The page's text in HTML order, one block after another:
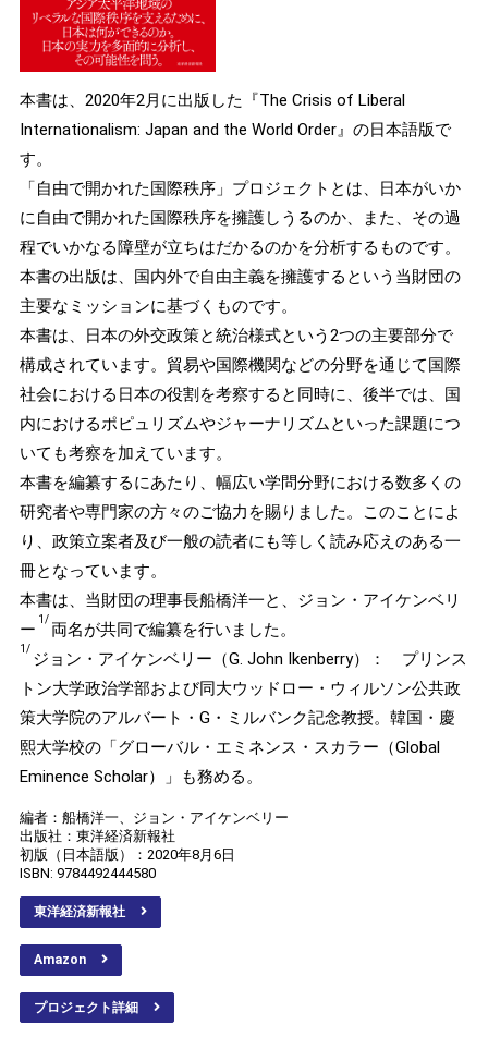
本書は、2020年2月に出版した『The Crisis of Liberal
Internationalism: Japan and the World Order』の日本語版で
す。
「自由で開かれた国際秩序」プロジェクトとは、日本がいか
に自由で開かれた国際秩序を擁護しうるのか、また、その過
程でいかなる障壁が立ちはだかるのかを分析するものです。
本書の出版は、国内外で自由主義を擁護するという当財団の
主要なミッションに基づくものです。
本書は、日本の外交政策と統治様式という2つの主要部分で
構成されています。貿易や国際機関などの分野を通じて国際
社会における日本の役割を考察すると同時に、後半では、国
内におけるポピュリズムやジャーナリズムといった課題につ
いても考察を加えています。
本書を編纂するにあたり、幅広い学問分野における数多くの
研究者や専門家の方々のご協力を賜りました。このことによ
り、政策立案者及び一般の読者にも等しく読み応えのある一
冊となっています。
本書は、当財団の理事長船橋洋一と、ジョン・アイケンベリ
ー
1/
両名が共同で編纂を行いました。
1/
ジョン・アイケンベリー（G. John Ikenberry）： プリンス
トン大学政治学部および同大ウッドロー・ウィルソン公共政
策大学院のアルバート・G・ミルバンク記念教授。韓国・慶
熙大学校の「グローバル・エミネンス・スカラー（Global
Eminence Scholar）」も務める。
編者：船橋洋一、ジョン・アイケンベリー
出版社：東洋経済新報社
初版（日本語版）：2020年8月6日
ISBN: 9784492444580
東洋経済新報社
Amazon
プロジェクト詳細